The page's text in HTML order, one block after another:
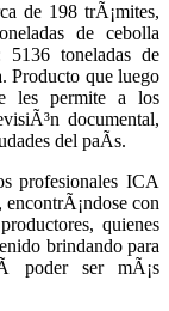
de 198 trÃ¡mites,
de cebolla
5136 toneladas de
Producto que luego
les permite a los
documental,
del paÃ­s.
profesionales ICA
con
quienes
brindando para
poder ser mÃ¡s